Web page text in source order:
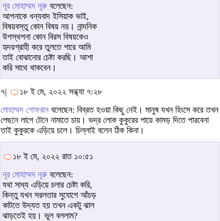
নূর মোহাম্মদ নূরু বলেছেন:
আপনাকে ধন্যবাদ ইসিয়াক ভাই,
বিষয়বস্তু কোন বিষয় নয়। নান্দনিক
উপস্থপনা কোন বিরস বিষয়কেও
হৃদয়গ্রাহী করে তুলতে পারে আমি
তাই বোঝানোর চেষ্টা করছি। আশা
করি সাথে থাকবেন।
৭|
১৮ ই মে, ২০২২ সন্ধ্যা ৭:২৮
মোহাম্মদ গোফরান বলেছেন: বিব্রত হওয়া কিছু নেই। মানুষ যখন হিংসে করে তখন
পেছনে লাগে টেনে নামাতে চায়। ভদ্র লোক কুকুরের পায়ে কামড় দিতে পারবেনা
তাই কুকুরকে এড়িয়ে চলে। চিল্লাই বলেন ঠিক কিনা।
১৮ ই মে, ২০২২ রাত ১০:৫১
নূর মোহাম্মদ নূরু বলেছেন:
যথা সাধ্য এড়িয়ে চলার চেষ্টা করি,
কিন্তু যখন সরলতার সুযোগে আঁচড়
কাটতে উদ্যত হয় তখন একটু ঝাল
ঝাড়তেই হয়। ভুল বললাম?